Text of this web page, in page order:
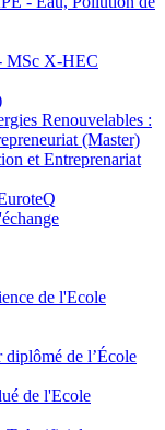
MSc X-HEC
Renouvelables :
(Master)
et Entreprenariat
de l'Ecole
de l’École
de l'Ecole